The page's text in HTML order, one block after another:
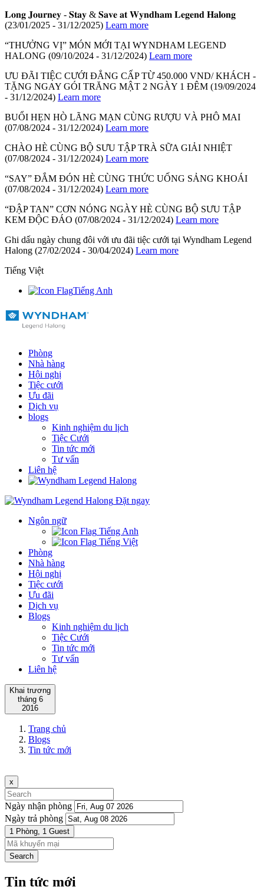
𝐋𝐨𝐧𝐠 𝐉𝐨𝐮𝐫𝐧𝐞𝐲 - 𝐒𝐭𝐚𝐲 & 𝐒𝐚𝐯𝐞 𝐚𝐭 𝐖𝐲𝐧𝐝𝐡𝐚𝐦 𝐋𝐞𝐠𝐞𝐧𝐝 𝐇𝐚𝐥𝐨𝐧𝐠
(23/01/2025 - 31/12/2025) Learn more
“THƯỞNG VỊ” MÓN MỚI TẠI WYNDHAM LEGEND
HALONG (09/10/2024 - 31/12/2024) Learn more
ƯU ĐÃI TIỆC CƯỚI ĐẲNG CẤP TỪ 450.000 VND/ KHÁCH -
TẶNG NGAY GÓI TRĂNG MẬT 2 NGÀY 1 ĐÊM (19/09/2024
- 31/12/2024) Learn more
BUỔI HẸN HÒ LÃNG MẠN CÙNG RƯỢU VÀ PHÔ MAI
(07/08/2024 - 31/12/2024) Learn more
CHÀO HÈ CÙNG BỘ SƯU TẬP TRÀ SỮA GIẢI NHIỆT
(07/08/2024 - 31/12/2024) Learn more
“SAY” ĐẮM ĐÓN HÈ CÙNG THỨC UỐNG SẢNG KHOÁI
(07/08/2024 - 31/12/2024) Learn more
“ĐẬP TAN” CƠN NÓNG NGÀY HÈ CÙNG BỘ SƯU TẬP
KEM ĐỘC ĐÁO (07/08/2024 - 31/12/2024) Learn more
Ghi dấu ngày chung đôi với ưu đãi tiệc cưới tại Wyndham Legend
Halong (27/02/2024 - 30/04/2024) Learn more
Tiếng Việt
Tiếng Anh
Phòng
Nhà hàng
Hội nghị
Tiệc cưới
Ưu đãi
Dịch vụ
blogs
Kinh nghiệm du lịch
Tiệc Cưới
Tin tức mới
Tư vấn
Liên hệ
Đặt ngay
Ngôn ngữ
Tiếng Anh
Tiếng Việt
Phòng
Nhà hàng
Hội nghị
Tiệc cưới
Ưu đãi
Dịch vụ
Blogs
Kinh nghiệm du lịch
Tiệc Cưới
Tin tức mới
Tư vấn
Liên hệ
Khai trương
tháng 6
2016
Trang chủ
Blogs
Tin tức mới
x
Ngày nhận phòng
Ngày trả phòng
1 Phòng, 1 Guest
Search
Tin tức mới